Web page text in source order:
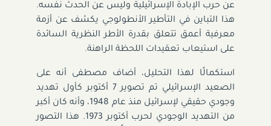
عن حرب الإبادة الإسرائيلية وليس عن الحدث نفسه.
هذا التباين في التأطير الأنطولوجي يكشف عن أزمة
معرفية أعمق تتعلق بقدرة الأطر النظرية السائدة
على استيعاب تعقيدات اللحظة الراهنة.
استكمالًا لهذا التحليل، أضاف مصطفى أنه على
الصعيد الإسرائيلي تم تصوير 7 أكتوبر كأول تهديد
وجودي حقيقي لإسرائيل منذ عام 1948، وأنه كان أكبر
من التهديد الوجودي لحرب أكتوبر 1973. هذا التصور